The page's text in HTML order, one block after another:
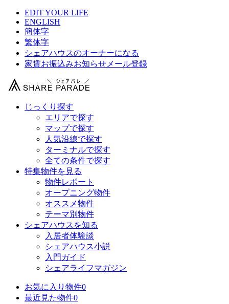
EDIT YOUR LIFE
ENGLISH
簡体字
繁体字
シェアハウスのオーナーになる
家賃お振込みお知らせメール登録
じっくり探す
エリアで探す
マップで探す
人気沿線で探す
ターミナルで探す
全ての条件で探す
特集物件を見る
物件レポート
オープニング物件
オススメ物件
テーマ別物件
シェアハウスを知る
入居者体験談
シェアハウス小説
入門ガイド
シェアライフマガジン
お気に入り物件0
最近見た物件0